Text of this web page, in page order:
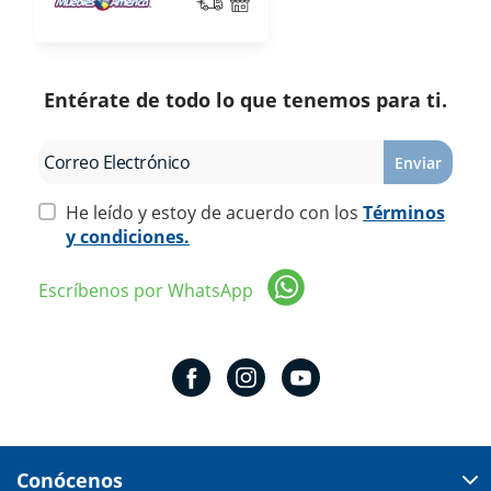
Entérate de todo lo que tenemos para ti.
Enviar
He leído y estoy de acuerdo con los Términos
y condiciones.
Escríbenos por WhatsApp
Conócenos